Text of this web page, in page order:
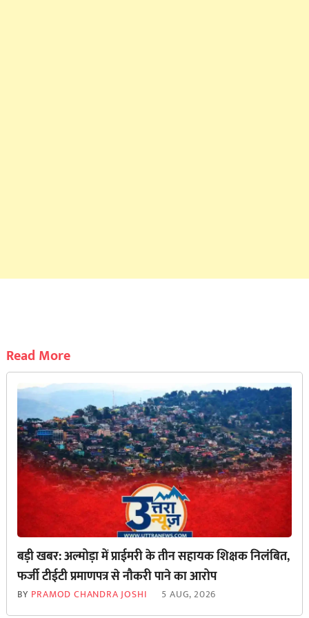
Read More
बड़ी खबर: अल्मोड़ा में प्राईमरी के तीन सहायक शिक्षक निलंबित,
फर्जी टीईटी प्रमाणपत्र से नौकरी पाने का आरोप
BY PRAMOD CHANDRA JOSHI 5 AUG, 2026